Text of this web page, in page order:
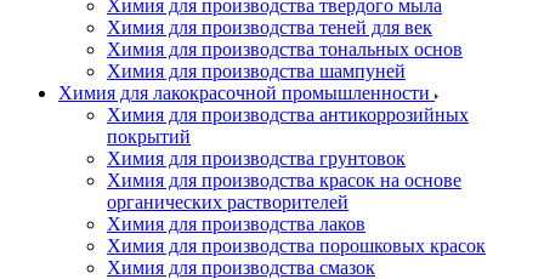
Химия для производства твердого мыла
Химия для производства теней для век
Химия для производства тональных основ
Химия для производства шампуней
Химия для лакокрасочной промышленности
Химия для производства антикоррозийных
покрытий
Химия для производства грунтовок
Химия для производства красок на основе
органических растворителей
Химия для производства лаков
Химия для производства порошковых красок
Химия для производства смазок